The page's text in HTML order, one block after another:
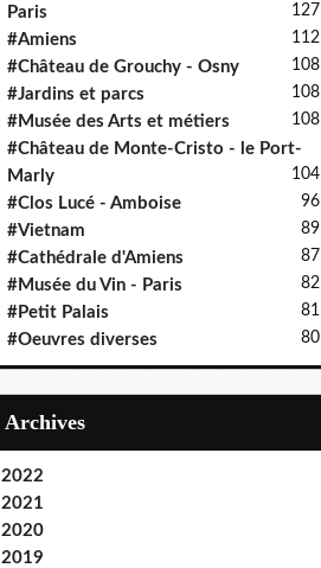
Paris
127
#Amiens 112
#Château de Grouchy - Osny 108
#Jardins et parcs 108
#Musée des Arts et métiers 108
#Château de Monte-Cristo - le Port-
Marly
104
#Clos Lucé - Amboise 96
#Vietnam 89
#Cathédrale d'Amiens 87
#Musée du Vin - Paris 82
#Petit Palais 81
#Oeuvres diverses 80
Archives
2022
2021
2020
2019